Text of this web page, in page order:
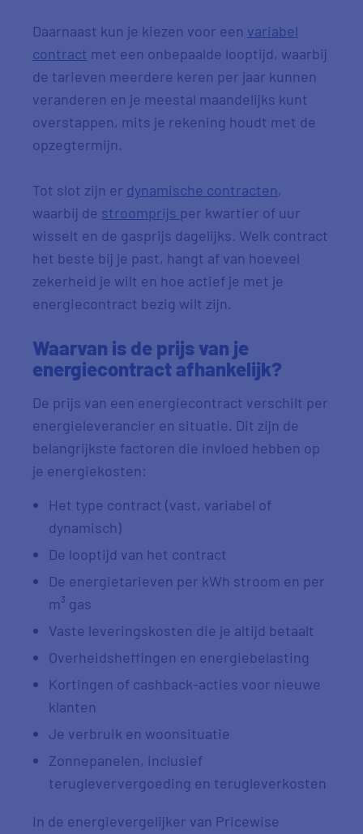
Daarnaast kun je kiezen voor een variabel
contract met een onbepaalde looptijd, waarbij
de tarieven meerdere keren per jaar kunnen
veranderen en je meestal maandelijks kunt
overstappen, mits je rekening houdt met de
opzegtermijn.
Tot slot zijn er dynamische contracten,
waarbij de stroomprijs per kwartier of uur
wisselt en de gasprijs dagelijks. Welk contract
het beste bij je past, hangt af van hoeveel
zekerheid je wilt en hoe actief je met je
energiecontract bezig wilt zijn.
Waarvan is de prijs van je
energiecontract afhankelijk?
De prijs van een energiecontract verschilt per
energieleverancier en situatie. Dit zijn de
belangrijkste factoren die invloed hebben op
je energiekosten:
Het type contract (vast, variabel of
dynamisch)
De looptijd van het contract
De energietarieven per kWh stroom en per
m³ gas
Vaste leveringskosten die je altijd betaalt
Overheidsheffingen en energiebelasting
Kortingen of cashback-acties voor nieuwe
klanten
Je verbruik en woonsituatie
Zonnepanelen, inclusief
terugleververgoeding en terugleverkosten
In de energievergelijker van Pricewise